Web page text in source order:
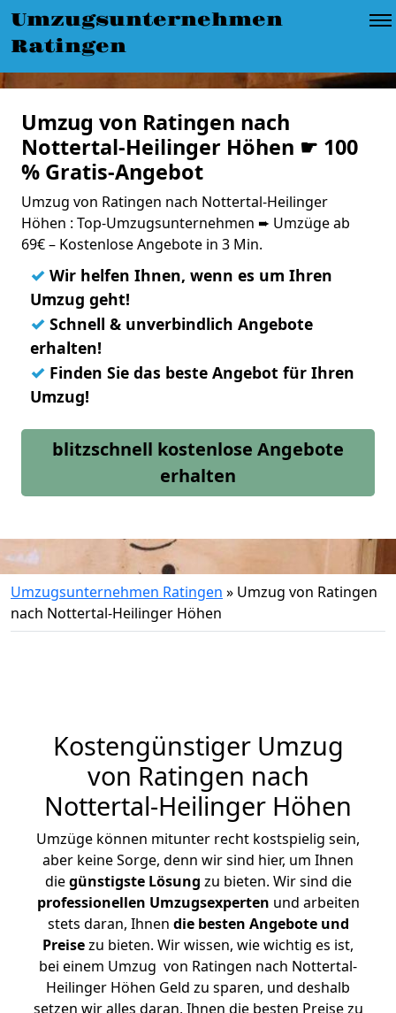
Umzugsunternehmen
Ratingen
Umzug von Ratingen nach
Nottertal-Heilinger Höhen ☛ 100
% Gratis-Angebot
Umzug von Ratingen nach Nottertal-Heilinger
Höhen : Top-Umzugsunternehmen ➨ Umzüge ab
69€ – Kostenlose Angebote in 3 Min.
✓ Wir helfen Ihnen, wenn es um Ihren
Umzug geht!
✓ Schnell & unverbindlich Angebote
erhalten!
✓ Finden Sie das beste Angebot für Ihren
Umzug!
blitzschnell kostenlose Angebote
erhalten
Umzugsunternehmen Ratingen » Umzug von Ratingen
nach Nottertal-Heilinger Höhen
Kostengünstiger Umzug
von Ratingen nach
Nottertal-Heilinger Höhen
Umzüge können mitunter recht kostspielig sein,
aber keine Sorge, denn wir sind hier, um Ihnen
diegünstigste Lösung zu bieten. Wir sind die
professionellen Umzugsexperten und arbeiten
stets daran, Ihnen die besten Angebote und
Preisezu bieten. Wir wissen, wie wichtig es ist,
bei einem Umzug von Ratingen nach Nottertal-
Heilinger Höhen Geld zu sparen, und deshalb
setzen wir alles daran, Ihnen die besten Preise zu